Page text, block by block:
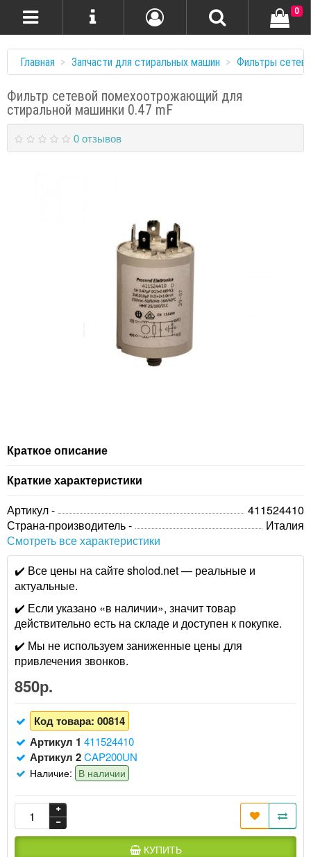
0
Главная Запчасти для стиральных машин Фильтры
Фильтр сетевой помехоотрожающий для
стиральной машинки 0.47 mF
0 отзывов
Краткое описание
Краткие характеристики
Артикул -
411524410
Страна-производитель -
Италия
Смотреть все характеристики
✔️ Все цены на сайте sholod.net — реальные и
актуальные.
✔️ Если указано «в наличии», значит товар
действительно есть на складе и доступен к покупке.
✔️ Мы не используем заниженные цены для
привлечения звонков.
850р.
Код товара: 00814
Артикул 1 411524410
Артикул 2CAP200UN
Наличие: В наличии
КУПИТЬ